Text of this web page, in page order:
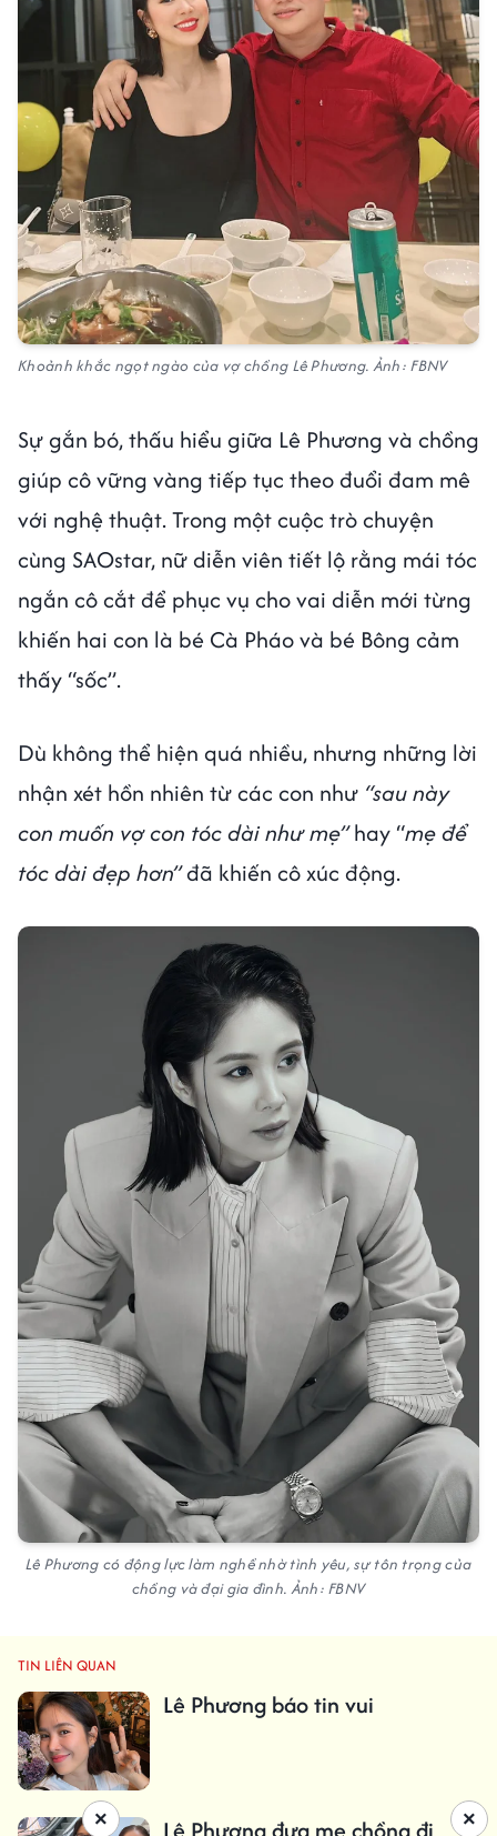
Khoảnh khắc ngọt ngào của vợ chồng Lê Phương. Ảnh: FBNV
Sự gắn bó, thấu hiểu giữa Lê Phương và chồng
giúp cô vững vàng tiếp tục theo đuổi đam mê
với nghệ thuật. Trong một cuộc trò chuyện
cùng SAOstar, nữ diễn viên tiết lộ rằng mái tóc
ngắn cô cắt để phục vụ cho vai diễn mới từng
khiến hai con là bé Cà Pháo và bé Bông cảm
thấy “sốc”.
Dù không thể hiện quá nhiều, nhưng những lời
nhận xét hồn nhiên từ các con như “sau này
con muốn vợ con tóc dài như mẹ”hay “mẹ để
tóc dài đẹp hơn”đã khiến cô xúc động.
Lê Phương có động lực làm nghề nhờ tình yêu, sự tôn trọng của
chồng và đại gia đình. Ảnh: FBNV
TIN LIÊN QUAN
Lê Phương báo tin vui
×
×